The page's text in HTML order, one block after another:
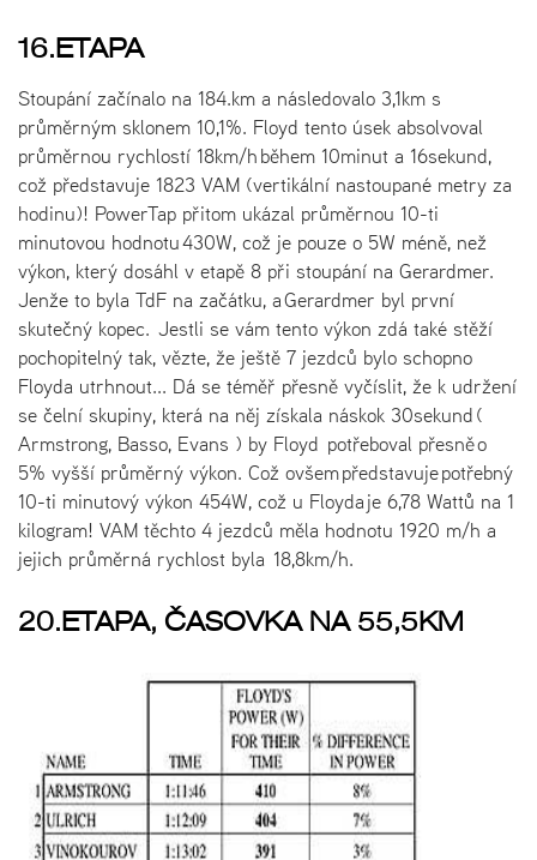
16.ETAPA
Stoupání začínalo na 184.km a následovalo 3,1km s
průměrným sklonem 10,1%. Floyd tento úsek absolvoval
průměrnou rychlostí 18km/h během 10minut a 16sekund,
což představuje 1823 VAM (vertikální nastoupané metry za
hodinu)! PowerTap přitom ukázal průměrnou 10-ti
minutovou hodnotu 430W, což je pouze o 5W méně, než
výkon, který dosáhl v etapě 8 při stoupání na Gerardmer.
Jenže to byla TdF na začátku, a Gerardmer byl první
skutečný kopec. Jestli se vám tento výkon zdá také stěží
pochopitelný tak, vězte, že ještě 7 jezdců bylo schopno
Floyda utrhnout... Dá se téměř přesně vyčíslit, že k udržení
se čelní skupiny, která na něj získala náskok 30sekund (
Armstrong, Basso, Evans ) by Floyd potřeboval přesně o
5% vyšší průměrný výkon. Což ovšem představuje potřebný
10-ti minutový výkon 454W, což u Floyda je 6,78 Wattů na 1
kilogram! VAM těchto 4 jezdců měla hodnotu 1920 m/h a
jejich průměrná rychlost byla 18,8km/h.
20.ETAPA, ČASOVKA NA 55,5KM